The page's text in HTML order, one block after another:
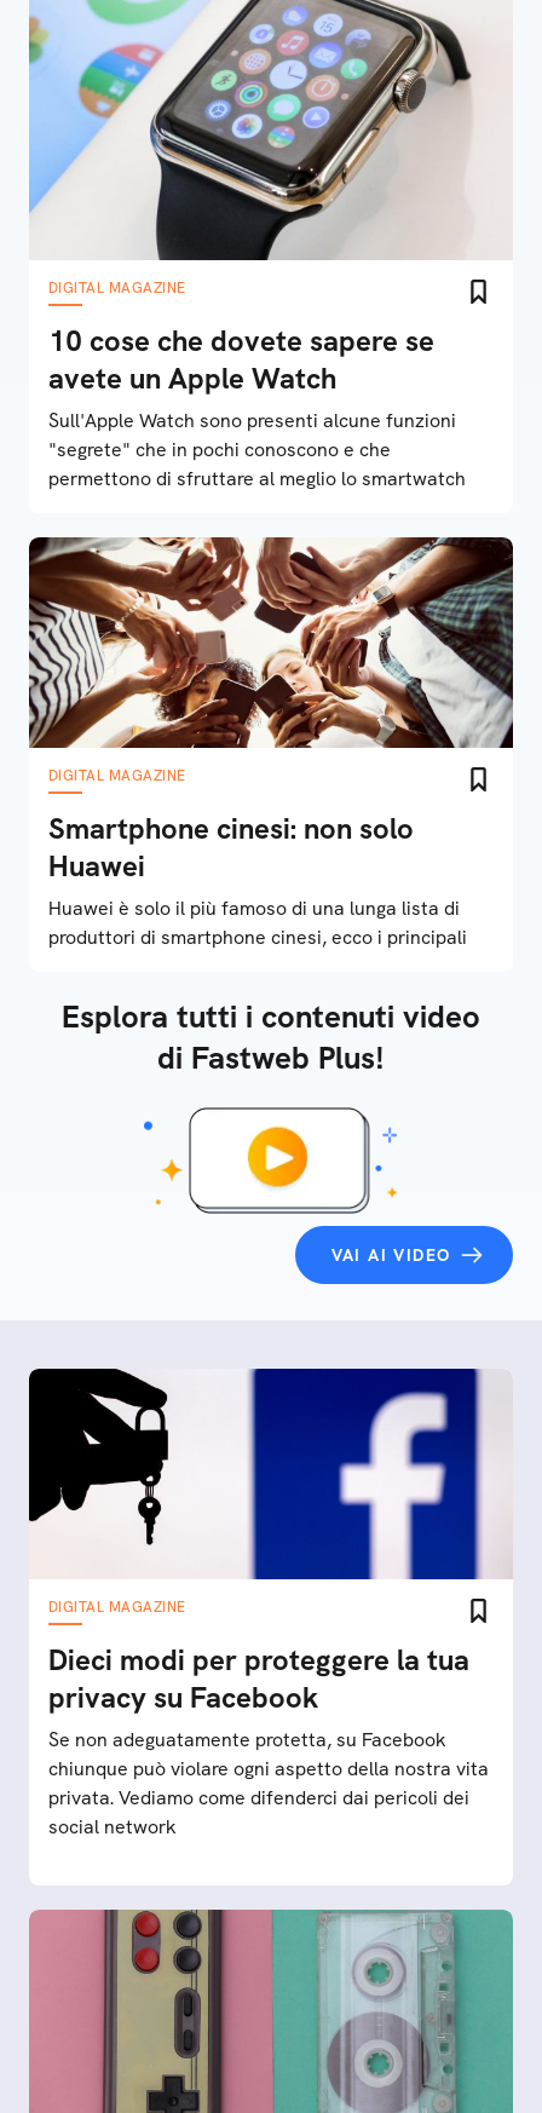
DIGITAL MAGAZINE
10 cose che dovete sapere se
avete un Apple Watch
Sull'Apple Watch sono presenti alcune funzioni
"segrete" che in pochi conoscono e che
permettono di sfruttare al meglio lo smartwatch
DIGITAL MAGAZINE
Smartphone cinesi: non solo
Huawei
Huawei è solo il più famoso di una lunga lista di
produttori di smartphone cinesi, ecco i principali
Esplora tutti i contenuti video
di Fastweb Plus!
VAI AI VIDEO
DIGITAL MAGAZINE
Dieci modi per proteggere la tua
privacy su Facebook
Se non adeguatamente protetta, su Facebook
chiunque può violare ogni aspetto della nostra vita
privata. Vediamo come difenderci dai pericoli dei
social network